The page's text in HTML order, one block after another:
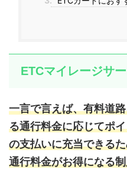
ETCマイレージサ
一言で言えば、有料道
る通行料金に応じてポ
の支払いに充当できる
通行料金がお得になる